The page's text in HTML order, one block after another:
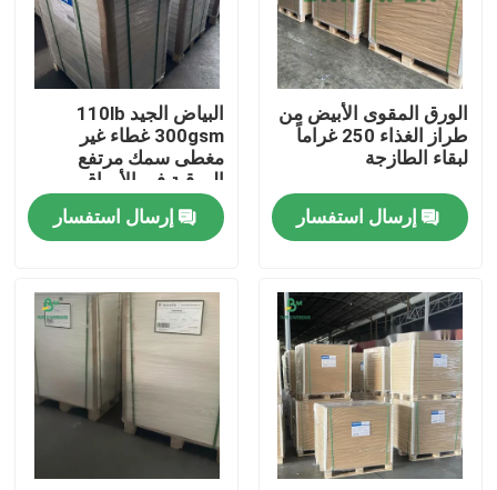
منزل
المنتجات
حول بنا
جولة في المعمل
الورق المقوى الأبيض من
طراز الغذاء 250 غراماً
لبقاء الطازجة
إرسال استفسار
البياض الجيد 110lb
300gsm غطاء غير
مغطى سمك مرتفع
الورقية في الأوراق
إرسال استفسار